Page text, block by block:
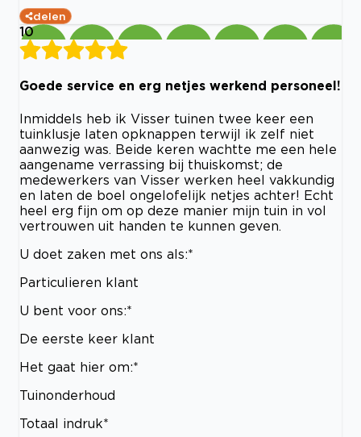
delen
10
Goede service en erg netjes werkend personeel!
Inmiddels heb ik Visser tuinen twee keer een
tuinklusje laten opknappen terwijl ik zelf niet
aanwezig was. Beide keren wachtte me een hele
aangename verrassing bij thuiskomst; de
medewerkers van Visser werken heel vakkundig
en laten de boel ongelofelijk netjes achter! Echt
heel erg fijn om op deze manier mijn tuin in vol
vertrouwen uit handen te kunnen geven.
U doet zaken met ons als:*
Particulieren klant
U bent voor ons:*
De eerste keer klant
Het gaat hier om:*
Tuinonderhoud
Totaal indruk*